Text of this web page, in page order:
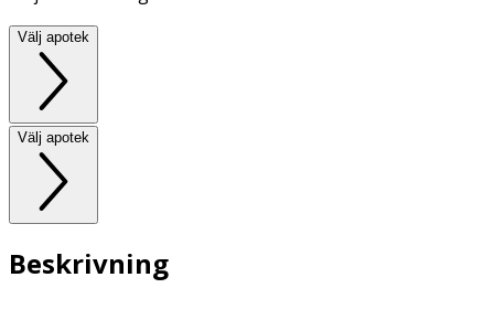
Välj apotek
Välj apotek
Beskrivning